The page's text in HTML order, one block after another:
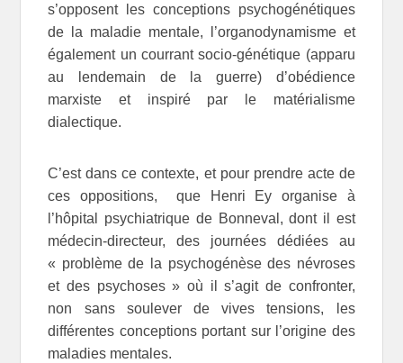
s’opposent les conceptions psychogénétiques
de la maladie mentale, l’organodynamisme et
également un courrant socio-génétique (apparu
au lendemain de la guerre) d’obédience
marxiste et inspiré par le matérialisme
dialectique.
C’est dans ce contexte, et pour prendre acte de
ces oppositions, que Henri Ey organise à
l’hôpital psychiatrique de Bonneval, dont il est
médecin-directeur, des journées dédiées au
« problème de la psychogénèse des névroses
et des psychoses » où il s’agit de confronter,
non sans soulever de vives tensions, les
différentes conceptions portant sur l’origine des
maladies mentales.